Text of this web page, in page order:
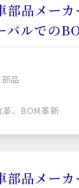
部品メーカ
バルでの
品
革、BOM革新
部品メーカ